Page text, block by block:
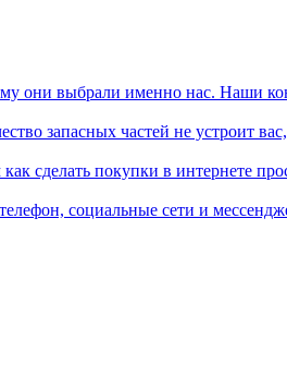
они выбрали именно нас. Наши
запасных частей не устроит
сделать покупки в интернете
социальные сети и